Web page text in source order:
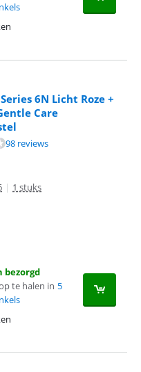
6N Licht Roze +
Care
op 98 reviews.
98 reviews
| 1 stuks
bezorgd
te halen in 5